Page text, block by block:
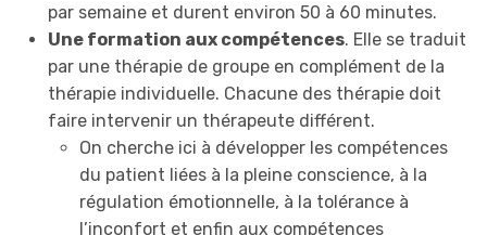
par semaine et durent environ 50 à 60 minutes.
Une formation aux compétences. Elle se traduit
par une thérapie de groupe en complément de la
thérapie individuelle. Chacune des thérapie doit
faire intervenir un thérapeute différent.
On cherche ici à développer les compétences
du patient liées à la pleine conscience, à la
régulation émotionnelle, à la tolérance à
l’inconfort et enfin aux compétences